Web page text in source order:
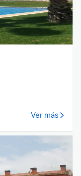
Ver más